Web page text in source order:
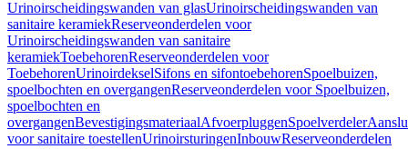
Urinoirscheidingswanden van glasUrinoirscheidingswanden van
sanitaire keramiekReserveonderdelen voor
Urinoirscheidingswanden van sanitaire
keramiekToebehorenReserveonderdelen voor
ToebehorenUrinoirdekselSifons en sifontoebehorenSpoelbuizen,
spoelbochten en overgangenReserveonderdelen voor Spoelbuizen,
spoelbochten en
overgangenBevestigingsmateriaalAfvoerpluggenSpoelverdeler
voor sanitaire toestellenUrinoirsturingenInbouwReserveonderdelen